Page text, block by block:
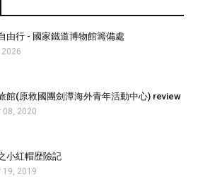
由行 - 國家鐵道博物館籌備處
館(原救國團劍潭海外青年活動中心) review
08, 2020
小紅帽歴險記
19, 2019